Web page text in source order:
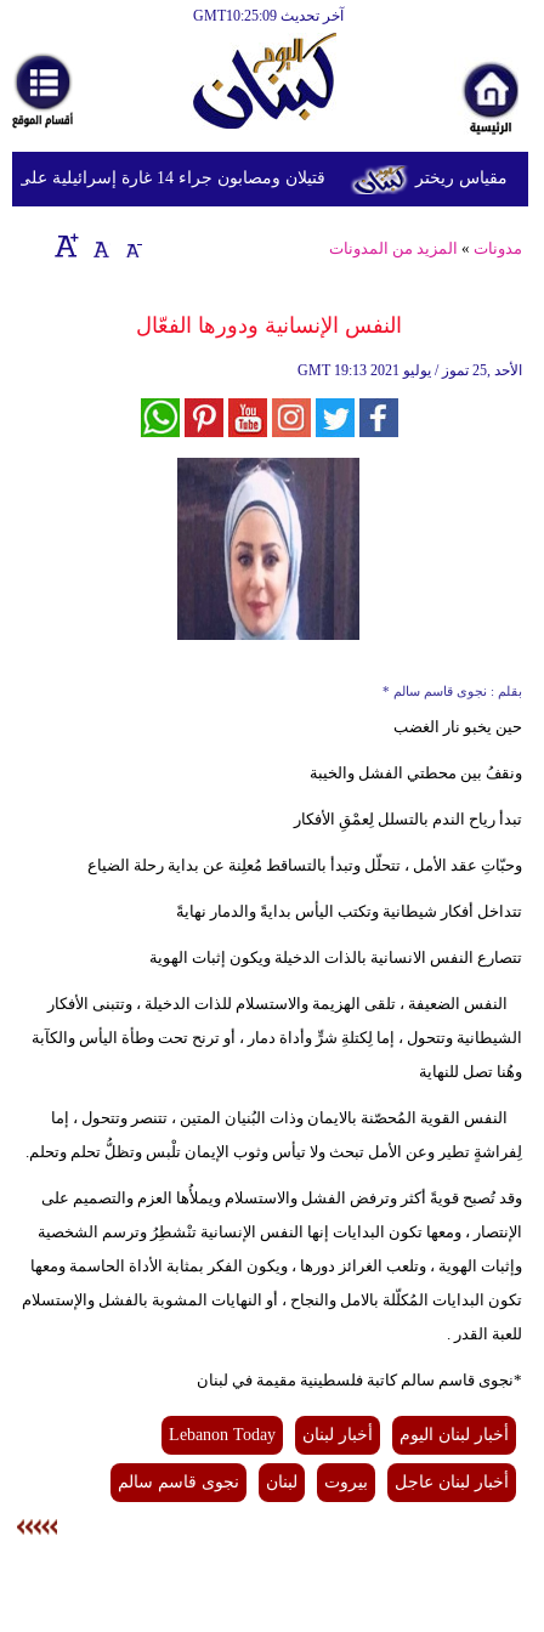
آخر تحديث GMT10:25:09
قتيلان ومصابون جراء 14 غارة إسرائيلية على شرق وجنوب لبنان
مدونات » المزيد من المدونات
النفس الإنسانية ودورها الفعّال
GMT 19:13 2021 الأحد ,25 تموز / يوليو
بقلم : نجوى قاسم سالم *
حين يخبو نار الغضب
ونقفُ بين محطتي الفشل والخيبة
تبدأ رياح الندم بالتسلل لِعمْقِ الأفكار
وحبّاتِ عقد الأمل ، تتحلّل وتبدأ بالتساقط مُعلِنة عن بداية رحلة الضياع
تتداخل أفكار شيطانية وتكتب اليأس بدايةً والدمار نهايةً
تتصارع النفس الانسانية بالذات الدخيلة ويكون إثبات الهوية
النفس الضعيفة ، تلقى الهزيمة والاستسلام للذات الدخيلة ، وتتبنى الأفكار
الشيطانية وتتحول ، إما لِكتلةِ شرٍّ وأداة دمار ، أو ترنح تحت وطأة اليأس والكآبة
وهُنا تصل للنهاية
النفس القوية المُحصّنة بالايمان وذات البُنيان المتين ، تتنصر وتتحول ، إما
لِفراشةٍ تطير وعن الأمل تبحث ولا تيأس وثوب الإيمان تلْبس وتظلُّ تحلم وتحلم.
وقد تُصبح قويةً أكثر وترفض الفشل والاستسلام ويملأُها العزم والتصميم على
الإنتصار ، ومعها تكون البدايات إنها النفس الإنسانية تنْشطِرُ وترسم الشخصية
وإثبات الهوية ، وتلعب الغرائز دورها ، ويكون الفكر بمثابة الأداة الحاسمة ومعها
تكون البدايات المُكلّلة بالامل والنجاح ، أو النهايات المشوبة بالفشل والإستسلام
للعبة القدر .
*نجوى قاسم سالم كاتبة فلسطينية مقيمة في لبنان
أخبار لبنان اليوم أخبار لبنان Lebanon Today
أخبار لبنان عاجل بيروت لبنان نجوى قاسم سالم